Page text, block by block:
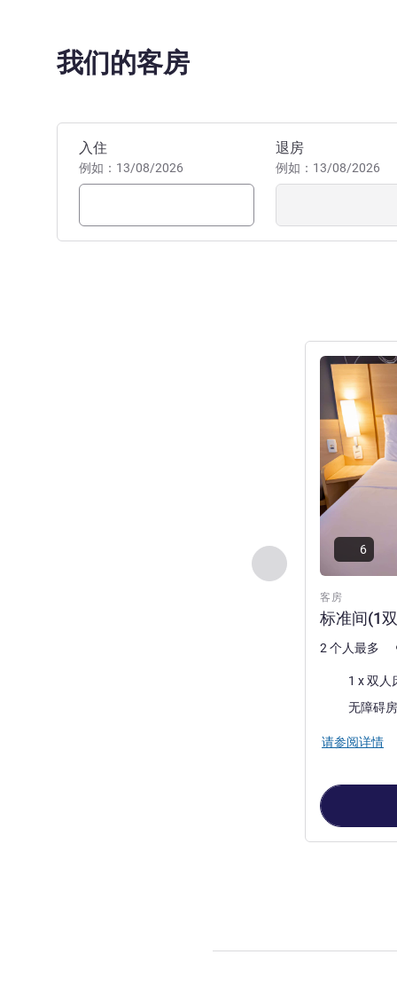
我们的客房
预订此酒店
入住
例如：13/08/2026
退房
例如：13/08/2026
上一个 - 客房
客房
标准间(1
请参阅详情
6
2 个人最多
床上用品1 x 双人
无障碍
请参阅详情